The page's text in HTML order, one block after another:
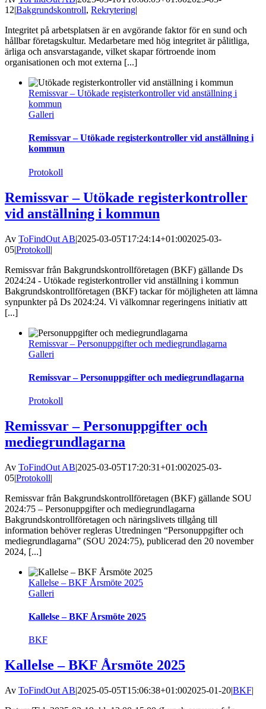
12|Bakgrundskontroll, Rekrytering|
Integritet på arbetsplatsen är en avgörande faktor för en sund och
hållbar företagskultur. Medarbetare med hög integritet är pålitliga,
ärliga och ansvarstagande, vilket skapar förtroende inom
organisationen och mot externa [...]
Remissvar – Utökade registerkontroller vid anställning i
kommun
Galleri
Remissvar – Utökade registerkontroller vid anställning i
kommun
Protokoll
Remissvar – Utökade registerkontroller
vid anställning i kommun
Av ToFindOut AB|2025-03-05T17:24:14+01:002025-03-
05|Protokoll|
Remissvar från Bakgrundskontrollföretagen (BKF) gällande Ds
2024:24 - Utökade registerkontroller vid anställning i kommun
Bakgrundskontrollföretagen (BKF) tackar för möjligheten att lämna
synpunkter på Ds 2024:24. Vi välkomnar regeringens initiativ att
[...]
Remissvar – Personuppgifter och mediegrundlagarna
Galleri
Remissvar – Personuppgifter och mediegrundlagarna
Protokoll
Remissvar – Personuppgifter och
mediegrundlagarna
Av ToFindOut AB|2025-03-05T17:20:31+01:002025-03-
05|Protokoll|
Remissvar från Bakgrundskontrollföretagen (BKF) gällande SOU
2024:75 – Personuppgifter och mediegrundlagarna
Bakgrundskontrollföretagen och näringslivets tillgång till
information behöver regleras Utredningen “Personuppgifter och
mediegrundlagarna” (SOU 2024:75), publicerad den 20 november
2024, [...]
Kallelse – BKF Årsmöte 2025
Galleri
Kallelse – BKF Årsmöte 2025
BKF
Kallelse – BKF Årsmöte 2025
Av ToFindOut AB|2025-05-05T15:06:38+01:002025-01-20|BKF|